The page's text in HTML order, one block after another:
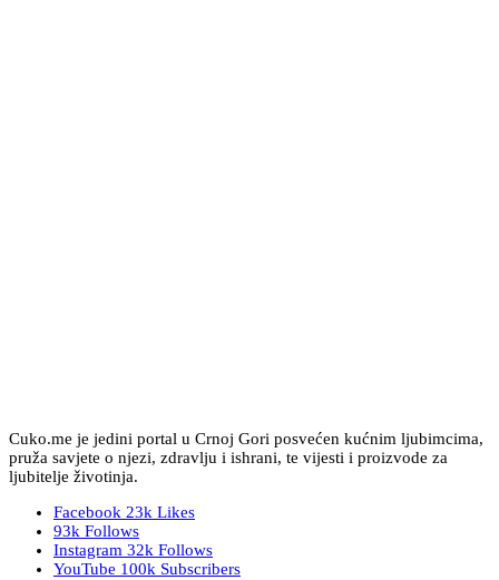
Cuko.me je jedini portal u Crnoj Gori posvećen kućnim ljubimcima,
pruža savjete o njezi, zdravlju i ishrani, te vijesti i proizvode za
ljubitelje životinja.
Facebook 23k Likes
93k Follows
Instagram 32k Follows
YouTube 100k Subscribers